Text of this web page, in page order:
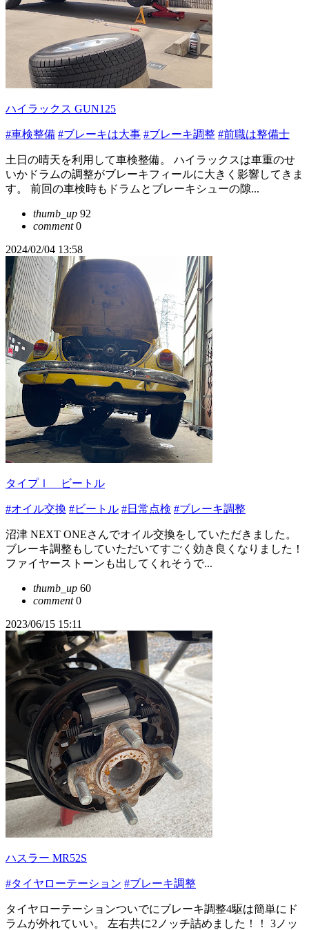
ハイラックス GUN125
#車検整備 #ブレーキは大事 #ブレーキ調整 #前職は整備士
土日の晴天を利用して車検整備。 ハイラックスは車重のせ
いかドラムの調整がブレーキフィールに大きく影響してきま
す。 前回の車検時もドラムとブレーキシューの隙...
thumb_up 92
comment0
2024/02/04 13:58
タイプⅠ ビートル
#オイル交換 #ビートル #日常点検 #ブレーキ調整
沼津 NEXT ONEさんでオイル交換をしていただきました。
ブレーキ調整もしていただいてすごく効き良くなりました！
ファイヤーストーンも出してくれそうで...
thumb_up 60
comment0
2023/06/15 15:11
ハスラー MR52S
#タイヤローテーション #ブレーキ調整
タイヤローテーションついでにブレーキ調整4駆は簡単にド
ラムが外れていい。 左右共に2ノッチ詰めました！！ 3ノッ